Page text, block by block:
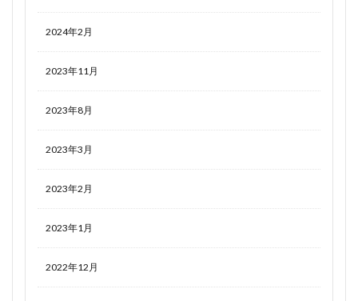
2024年2月
2023年11月
2023年8月
2023年3月
2023年2月
2023年1月
2022年12月